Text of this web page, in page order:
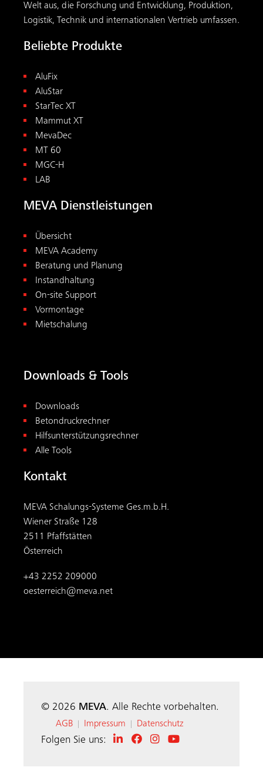
Welt aus, die Forschung und Entwicklung, Produktion,
Logistik, Technik und internationalen Vertrieb umfassen.
Beliebte Produkte
AluFix
AluStar
StarTec XT
Mammut XT
MevaDec
MT 60
MGC-H
LAB
MEVA Dienstleistungen
Übersicht
MEVA Academy
Beratung und Planung
Instandhaltung
On-site Support
Vormontage
Mietschalung
Downloads & Tools
Downloads
Betondruckrechner
Hilfsunterstützungsrechner
Alle Tools
Kontakt
MEVA Schalungs-Systeme Ges.m.b.H.
Wiener Straße 128
2511 Pfaffstätten
Österreich
+43 2252 209000
oesterreich@meva.net
© 2026 MEVA. Alle Rechte vorbehalten.
AGB Impressum Datenschutz
Folgen Sie uns: